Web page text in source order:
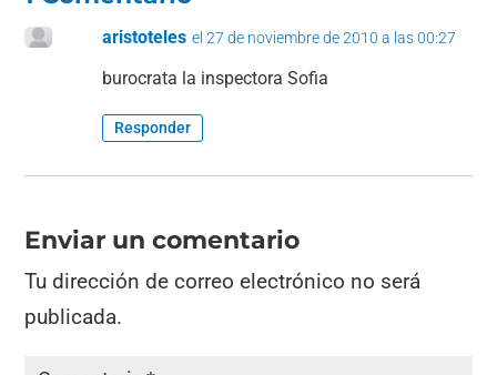
aristoteles el 27 de noviembre de 2010 a las 00:27
burocrata la inspectora Sofia
Responder
Enviar un comentario
Tu dirección de correo electrónico no será
publicada.